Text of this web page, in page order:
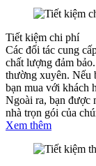
Tiết kiệm chi phí
Các đối tác cung
chất lượng đảm
thường xuyên. Nếu
bạn mua với khách
Ngoài ra, bạn được
nhà trọn gói của
Xem thêm